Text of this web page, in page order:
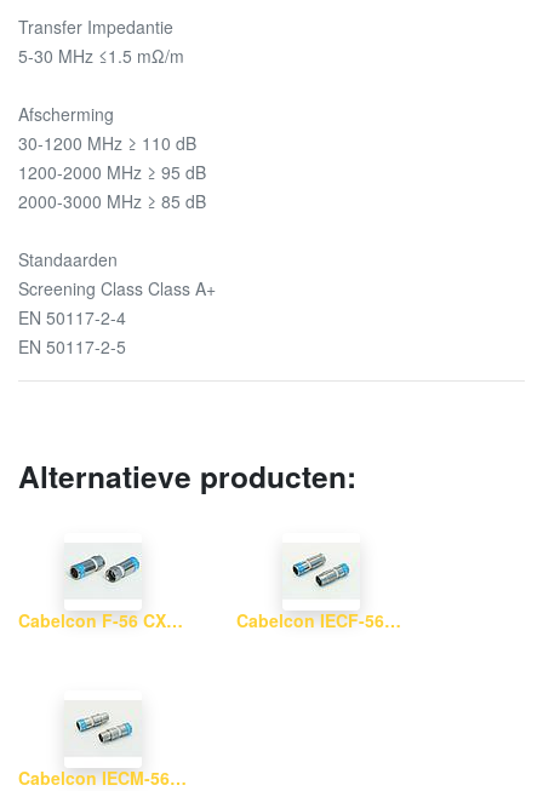
Transfer Impedantie
5-30 MHz ≤1.5 mΩ/m
Afscherming
30-1200 MHz ≥ 110 dB
1200-2000 MHz ≥ 95 dB
2000-3000 MHz ≥ 85 dB
Standaarden
Screening Class Class A+
EN 50117-2-4
EN 50117-2-5
Alternatieve producten:
Cabelcon F-56 CX3 5.1 Cabelcon IECF-56-CX3 5.1
Cabelcon IECM-56-CX3 5.1